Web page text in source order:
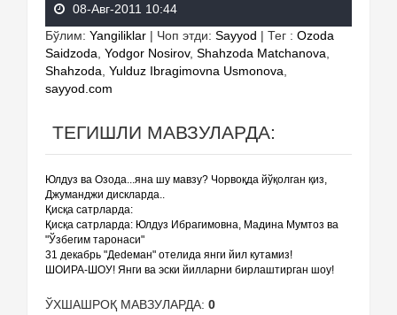
08-Авг-2011 10:44
Бўлим: Yangiliklar | Чоп этди: Sayyod | Тег : Ozoda
Saidzoda Yodgor Nosirov, Shahzoda Matchanova
Shahzoda Yulduz Ibragimovna Usmonova
sayyod.com
ТЕГИШЛИ МАВЗУЛАРДА:
Юлдуз ва Озода...яна шу мавзу? Чорвоқда йўқолган қиз,
Джуманджи дискларда..
Қисқа сатрларда:
Қисқа сатрларда: Юлдуз Ибрагимовна, Мадина Мумтоз ва
"Ўзбегим таронаси"
31 декабрь "Деdеман" отелида янги йил кутамиз!
ШОИРА-ШОУ! Янги ва эски йилларни бирлаштирган шоу!
ЎХШАШРОҚ МАВЗУЛАРДА: 0